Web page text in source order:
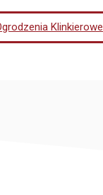
Klinkierowe